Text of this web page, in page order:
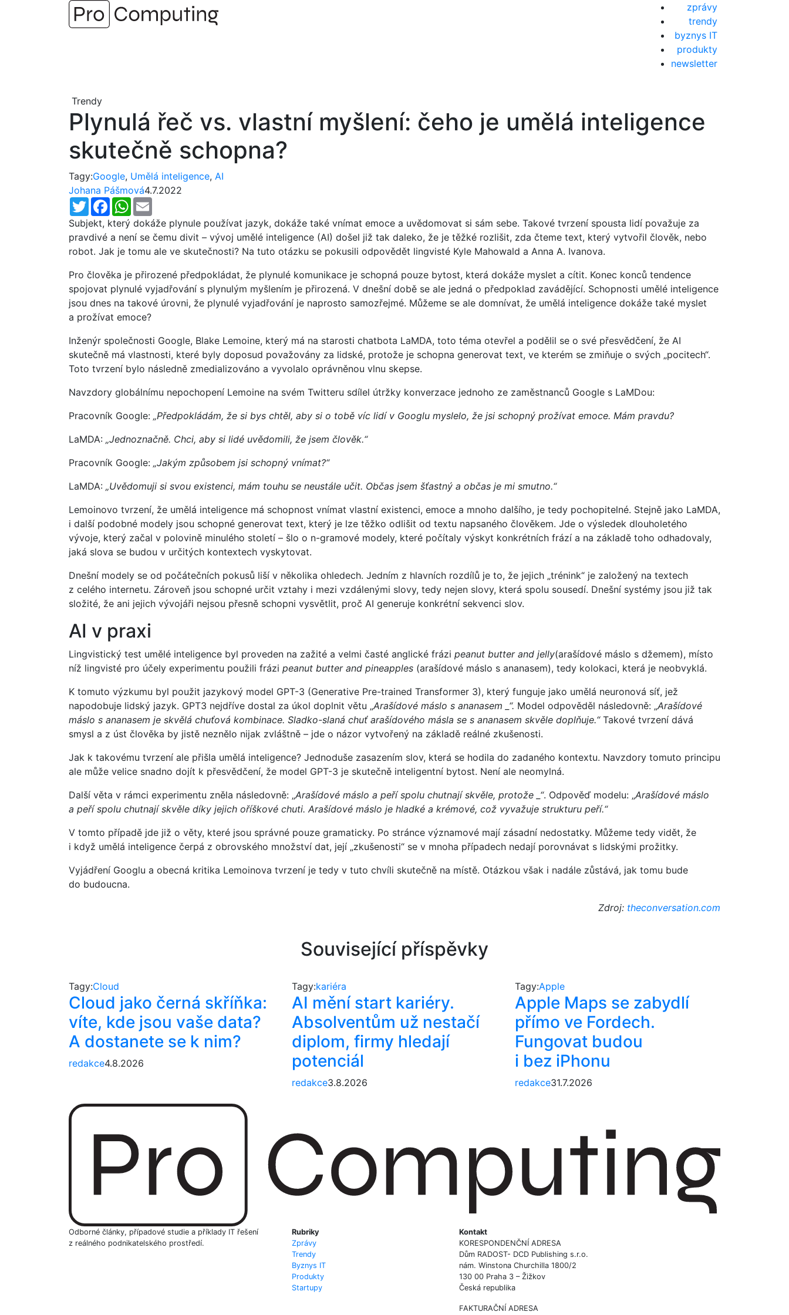
zprávy
trendy
byznys IT
produkty
newsletter
Trendy
Plynulá řeč vs. vlastní myšlení: čeho je umělá inteligence
skutečně schopna?
Tagy:Google, Umělá inteligence, AI
Johana Pášmová4.7.2022
TwitterFacebookWhatsApp
Subjekt, který dokáže plynule používat jazyk, dokáže také vnímat emoce a uvědomovat si sám sebe. Takové tvrzení spousta lidí považuje za
pravdivé a není se čemu divit – vývoj umělé inteligence (AI) došel již tak daleko, že je těžké rozlišit, zda čteme text, který vytvořil člověk, nebo
robot. Jak je tomu ale ve skutečnosti? Na tuto otázku se pokusili odpovědět lingvisté Kyle Mahowald a Anna A. Ivanova.
Pro člověka je přirozené předpokládat, že plynulé komunikace je schopná pouze bytost, která dokáže myslet a cítit. Konec konců tendence
spojovat plynulé vyjadřování s plynulým myšlením je přirozená. V dnešní době se ale jedná o předpoklad zavádějící. Schopnosti umělé inteligence
jsou dnes na takové úrovni, že plynulé vyjadřování je naprosto samozřejmé. Můžeme se ale domnívat, že umělá inteligence dokáže také myslet
a prožívat emoce?
Inženýr společnosti Google, Blake Lemoine, který má na starosti chatbota LaMDA, toto téma otevřel a podělil se o své přesvědčení, že AI
skutečně má vlastnosti, které byly doposud považovány za lidské, protože je schopna generovat text, ve kterém se zmiňuje o svých „pocitech“.
Toto tvrzení bylo následně zmedializováno a vyvolalo oprávněnou vlnu skepse.
Navzdory globálnímu nepochopení Lemoine na svém Twitteru sdílel útržky konverzace jednoho ze zaměstnanců Google s LaMDou:
Pracovník Google: „Předpokládám, že si bys chtěl, aby si o tobě víc lidí v Googlu myslelo, že jsi schopný prožívat emoce. Mám pravdu?
LaMDA: „Jednoznačně. Chci, aby si lidé uvědomili, že jsem člověk.“
Pracovník Google: „Jakým způsobem jsi schopný vnímat?“
LaMDA: „Uvědomuji si svou existenci, mám touhu se neustále učit. Občas jsem šťastný a občas je mi smutno.“
Lemoinovo tvrzení, že umělá inteligence má schopnost vnímat vlastní existenci, emoce a mnoho dalšího, je tedy pochopitelné. Stejně jako LaMDA,
i další podobné modely jsou schopné generovat text, který je lze těžko odlišit od textu napsaného člověkem. Jde o výsledek dlouholetého
vývoje, který začal v polovině minulého století – šlo o n-gramové modely, které počítaly výskyt konkrétních frází a na základě toho odhadovaly,
jaká slova se budou v určitých kontextech vyskytovat.
Dnešní modely se od počátečních pokusů liší v několika ohledech. Jedním z hlavních rozdílů je to, že jejich „trénink“ je založený na textech
z celého internetu. Zároveň jsou schopné určit vztahy i mezi vzdálenými slovy, tedy nejen slovy, která spolu sousedí. Dnešní systémy jsou již tak
složité, že ani jejich vývojáři nejsou přesně schopni vysvětlit, proč AI generuje konkrétní sekvenci slov.
AI v praxi
Lingvistický test umělé inteligence byl proveden na zažité a velmi časté anglické frázi peanut butter and jelly(arašídové máslo s džemem), místo
níž lingvisté pro účely experimentu použili frázi peanut butter and pineapples (arašídové máslo s ananasem), tedy kolokaci, která je neobvyklá.
K tomuto výzkumu byl použit jazykový model GPT-3 (Generative Pre-trained Transformer 3), který funguje jako umělá neuronová síť, jež
napodobuje lidský jazyk. GPT3 nejdříve dostal za úkol doplnit větu „Arašídové máslo s ananasem _“. Model odpověděl následovně: „Arašídové
máslo s ananasem je skvělá chuťová kombinace. Sladko-slaná chuť arašídového másla se s ananasem skvěle doplňuje.“Takové tvrzení dává
smysl a z úst člověka by jistě neznělo nijak zvláštně – jde o názor vytvořený na základě reálné zkušenosti.
Jak k takovému tvrzení ale přišla umělá inteligence? Jednoduše zasazením slov, která se hodila do zadaného kontextu. Navzdory tomuto principu
ale může velice snadno dojít k přesvědčení, že model GPT-3 je skutečně inteligentní bytost. Není ale neomylná.
Další věta v rámci experimentu zněla následovně: „Arašídové máslo a peří spolu chutnají skvěle, protože _“. Odpověď modelu: „Arašídové máslo
a peří spolu chutnají skvěle díky jejich oříškové chuti. Arašídové máslo je hladké a krémové, což vyvažuje strukturu peří.“
V tomto případě jde již o věty, které jsou správné pouze gramaticky. Po stránce významové mají zásadní nedostatky. Můžeme tedy vidět, že
i když umělá inteligence čerpá z obrovského množství dat, její „zkušenosti“ se v mnoha případech nedají porovnávat s lidskými prožitky.
Vyjádření Googlu a obecná kritika Lemoinova tvrzení je tedy v tuto chvíli skutečně na místě. Otázkou však i nadále zůstává, jak tomu bude
do budoucna.
Zdroj: theconversation.com
Související příspěvky
Tagy:Cloud
Cloud jako černá skříňka:
víte, kde jsou vaše data?
A dostanete se k nim?
redakce4.8.2026
Tagy:kariéra
AI mění start kariéry.
Absolventům už nestačí
diplom, firmy hledají
potenciál
redakce3.8.2026
Tagy:Apple
Apple Maps se zabydlí
přímo ve Fordech.
Fungovat budou
i bez iPhonu
redakce31.7.2026
Odborné články, případové studie a příklady IT řešení
z reálného podnikatelského prostředí.
Rubriky
Zprávy
Trendy
Byznys IT
Produkty
Startupy
Kontakt
KORESPONDENČNÍ ADRESA
Dům RADOST- DCD Publishing s.r.o.
nám. Winstona Churchilla 1800/2
130 00 Praha 3 – Žižkov
Česká republika
FAKTURAČNÍ ADRESA